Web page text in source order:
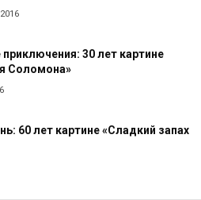
30 лет картине
Соломона»
60 лет картине «Сладкий запах